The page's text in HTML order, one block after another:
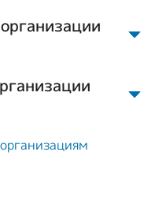
На 01.01.2011 г.
3949